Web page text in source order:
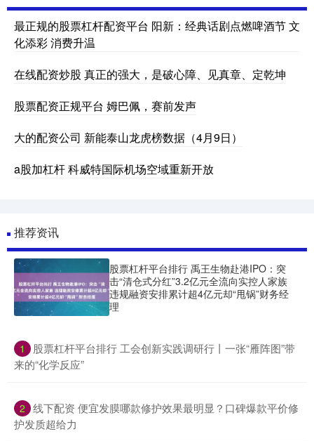
最正规的股票杠杆配资平台 阳新：经典话剧点燃啤酒节 文
化添彩 消费升温
在线配资炒股 真正的强大，是破心障、见真章、定乾坤
股票配资正规平台 姆巴佩，赛前发声
大的配资公司 新能泰山龙虎榜数据（4月9日）
a股加杠杆 科威特国际机场空域重新开放
推荐资讯
股票杠杆平台排行 禹王生物赴港IPO：突
击“清仓式分红”3.2亿元全流向实控人家族
违规融资安排累计超4亿元却“甩锅”财务经
理
1
​股票杠杆平台排行 工会创新实践调研行丨一张“雁阵图”带
来的“化学反应”
2 ​线下配资 便宜发膜哪款修护效果最明显？口碑爆款平价修
护发质超给力